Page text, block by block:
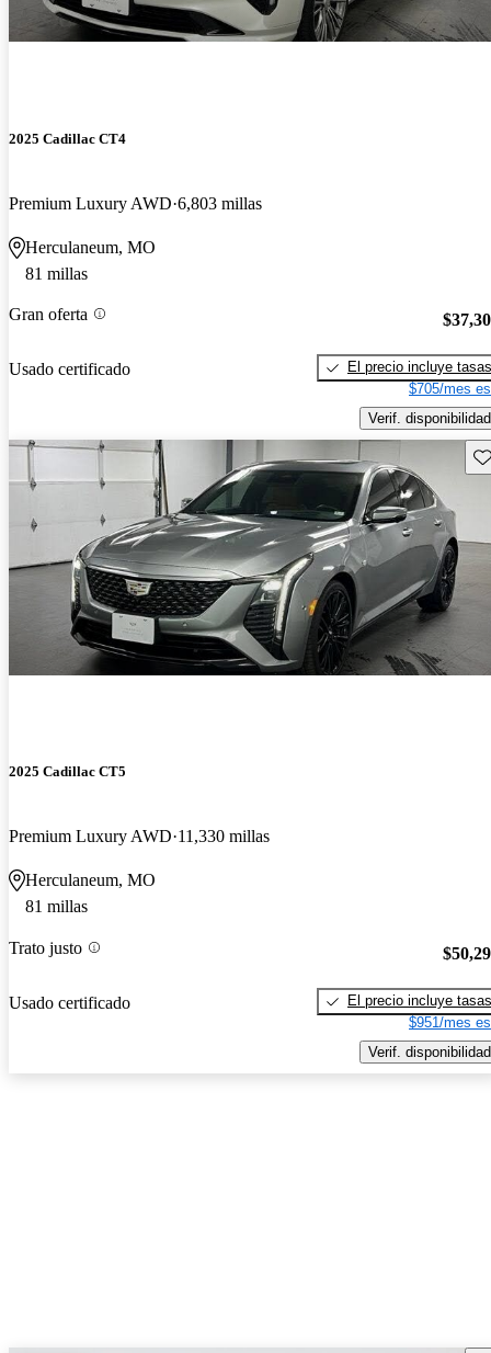
2025 Cadillac CT4
Premium Luxury AWD 6,803 millas
Herculaneum, MO
81 millas
Gran oferta
Usado certificado
El precio incluye tasas
$705/mes
Verif. disponibilidad
2025 Cadillac CT5
Premium Luxury AWD 11,330 millas
Herculaneum, MO
81 millas
Trato justo
Usado certificado
El precio incluye tasas
$951/mes
Verif. disponibilidad